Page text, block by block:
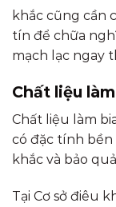
khắc cũng cần
tín để chữa
mạch lạc ngay
Chất liệu
Chất liệu làm
có đặc tính bền
khắc và bảo
Tại Cơ sở điêu